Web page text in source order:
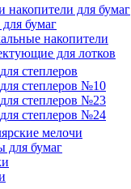
накопители для бумаг
бумаг
накопители
для лотков
степлеров
степлеров №10
степлеров №23
степлеров №24
мелочи
для бумаг